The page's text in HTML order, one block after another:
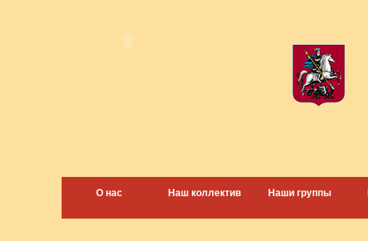
О нас Наш коллектив Наши группы